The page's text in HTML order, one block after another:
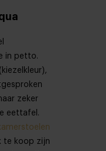
in petto.
zeker
eettafel.
te koop zijn